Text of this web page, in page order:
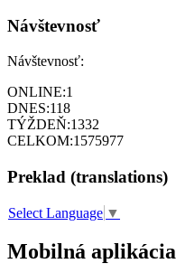
Návštevnosť
Návštevnosť:
ONLINE:1
DNES:118
TÝŽDEŇ:1332
CELKOM:1575977
Preklad (translations)
Select Language ▼
Mobilná aplikácia